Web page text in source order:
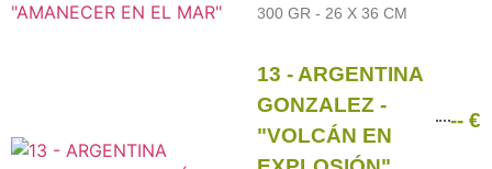
300 GR - 26 X 36 CM
13 - ARGENTINA
GONZALEZ -
"VOLCÁN EN
-- €